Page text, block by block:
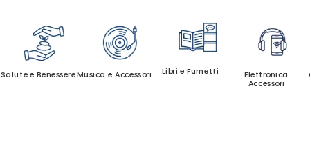
Salute e BenessereMusica e Accessori Libri e Fumetti
Elettronica
Accessori